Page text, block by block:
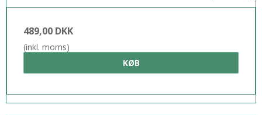
489,00 DKK
(inkl. moms)
KØB